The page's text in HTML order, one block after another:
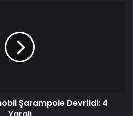
Şarampole Devrildi: 4